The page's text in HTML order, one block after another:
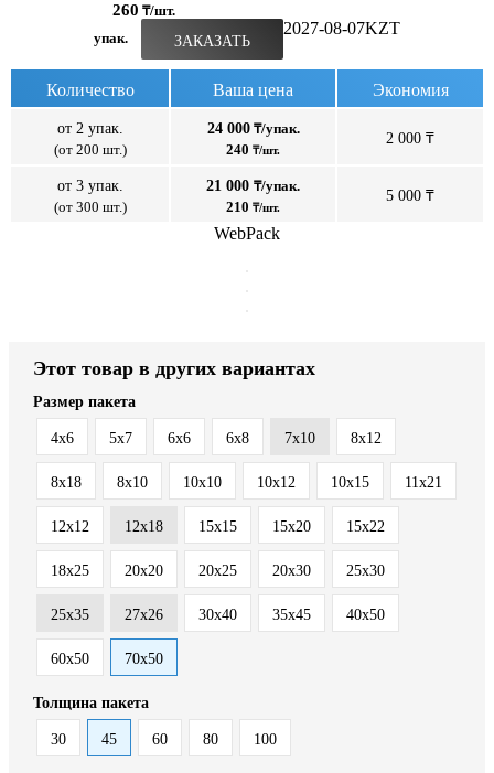
260 ₸/шт.
упак. ЗАКАЗАТЬ
2027-08-07KZT
Количество Ваша цена Экономия
от 2 упак.
(от 200 шт.)
24 000₸/упак.
240 ₸/шт.
2 000 ₸
от 3 упак.
(от 300 шт.)
21 000 ₸/упак.
210 ₸/шт.
5 000 ₸
WebPack
Этот товар в других вариантах
Размер пакета
4x6 5x7 6x6 6x8 7x10 8x12
8x18 8х10 10x10 10x12 10x15 11x21
12x12 12x18 15x15 15x20 15x22
18x25 20x20 20x25 20x30 25x30
25x35 27x26 30x40 35x45 40x50
60x50 70x50
Толщина пакета
30 45 60 80 100